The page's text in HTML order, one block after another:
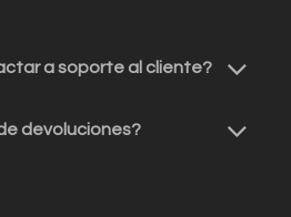
a soporte al cliente?
devoluciones?